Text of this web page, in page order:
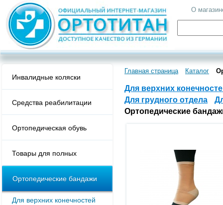
О
Инвалидные коляски
Средства реабилитации
Ортопедическая обувь
Товары для полных
Ортопедические бандажи
Для верхних конечностей
Главная страница Каталог
Для верхних
Для грудного отдела
Ортопедические